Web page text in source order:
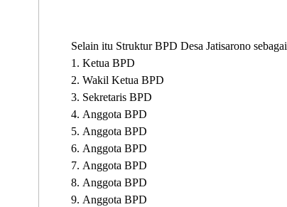
Selain itu StrukturBPD Desa Jatisarono
1. Ketua BPD
2. Wakil Ketua BPD
3. Sekretaris BPD
4. Anggota BPD
5. Anggota BPD
6. Anggota BPD
7. Anggota BPD
8. Anggota BPD
9. Anggota BPD